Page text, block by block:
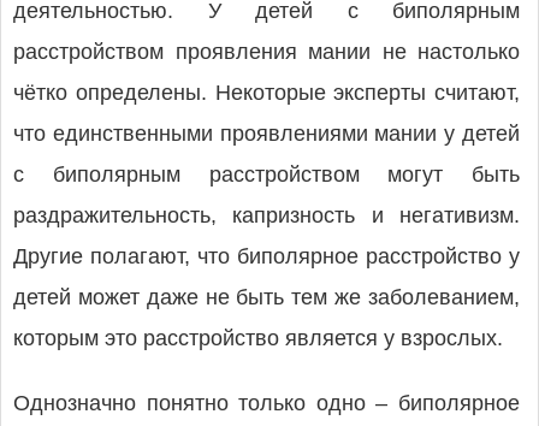
деятельностью. У детей с биполярным
расстройством проявления мании не настолько
чётко определены. Некоторые эксперты считают,
что единственными проявлениями мании у детей
с биполярным расстройством могут быть
раздражительность, капризность и негативизм.
Другие полагают, что биполярное расстройство у
детей может даже не быть тем же заболеванием,
которым это расстройство является у взрослых.
Однозначно понятно только одно – биполярное